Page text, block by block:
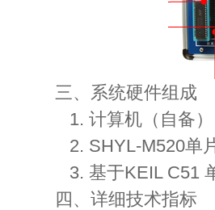
三、系统硬件组成
1. 计算机（自备）
2. SHYL-M520单
3. 基于KEIL C51
四、详细技术指标